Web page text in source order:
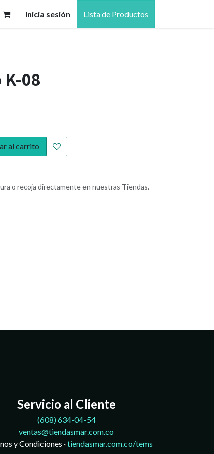
Inicia sesión Lista de Productos
08
al carrito
o recoja directamente en nuestras Tiendas.
Servicio al Cliente
(608) 634-04-54
ventas@tiendasmar.com.co
y Condiciones ·tiendasmar.com.co/tems